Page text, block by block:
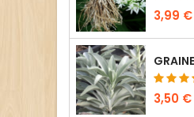
3,99 €
3,50 €